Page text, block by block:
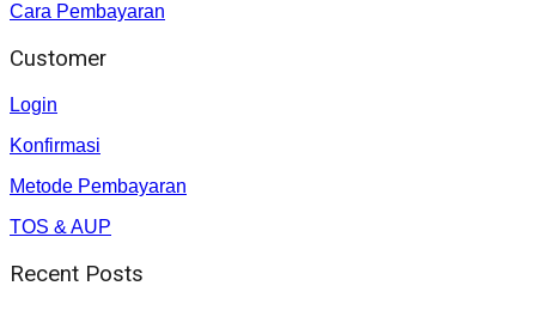
Cara Pembayaran
Customer
Login
Konfirmasi
Metode Pembayaran
TOS & AUP
Recent Posts